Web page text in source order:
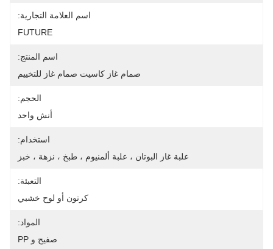
اسم العلامة التجارية:
FUTURE
اسم المنتج:
صمام غاز كاسيت صمام غاز للتخييم
الحجم:
أنش واحد
استخدام:
علبة غاز البوتان ، علبة ألمنيوم ، طبخ ، نزهة ، خبز
التعبئة:
كرتون أو لوح خشبي
المواد:
صفيح و PP